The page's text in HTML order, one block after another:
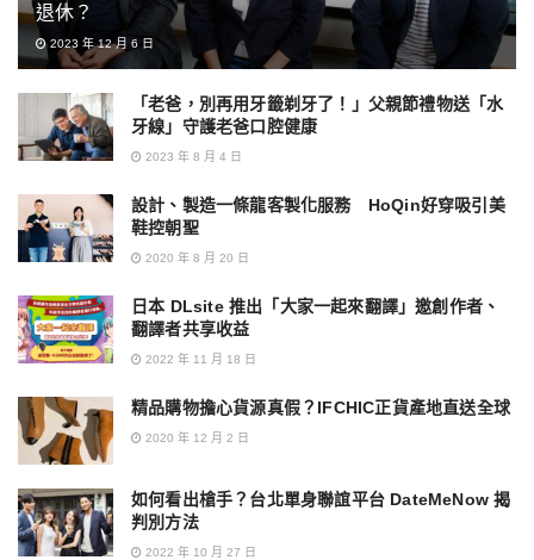
退休？
2023 年 12 月 6 日
「老爸，別再用牙籤剃牙了！」父親節禮物送「水
牙線」守護老爸口腔健康
2023 年 8 月 4 日
設計、製造一條龍客製化服務 HoQin好穿吸引美
鞋控朝聖
2020 年 8 月 20 日
日本 DLsite 推出「大家一起來翻譯」邀創作者、
翻譯者共享收益
2022 年 11 月 18 日
精品購物擔心貨源真假？IFCHIC正貨產地直送全球
2020 年 12 月 2 日
如何看出槍手？台北單身聯誼平台 DateMeNow 揭
判別方法
2022 年 10 月 27 日